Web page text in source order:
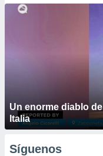
Un enorme diablo
Italia
Síguenos